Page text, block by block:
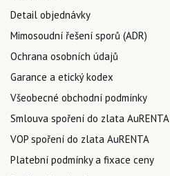
Detail objednávky
Mimosoudní řešení sporů (ADR)
Ochrana osobních údajů
Garance a etický kodex
Všeobecné obchodní podmínky
Smlouva spoření do zlata AuRENTA
VOP spoření do zlata AuRENTA
Platební podmínky a fixace ceny